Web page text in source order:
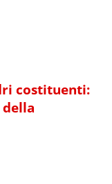
costituenti: